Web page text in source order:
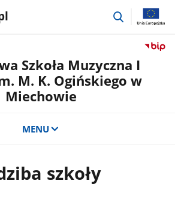
przejdź
Szkoła Muzyczna I
M. K. Ogińskiego w
Miechowie
MENU
szkoły